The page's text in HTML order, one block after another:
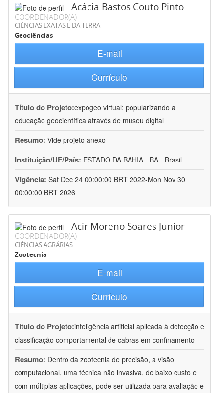
Acácia Bastos Couto Pinto
COORDENADOR(A)
CIÊNCIAS EXATAS E DA TERRA
Geociências
E-mail
Currículo
Título do Projeto:expogeo virtual: popularizando a
educação geocientífica através de museu digital
Resumo: Vide projeto anexo
Instituição/UF/País: ESTADO DA BAHIA - BA - Brasil
Vigência: Sat Dec 24 00:00:00 BRT 2022-Mon Nov 30
00:00:00 BRT 2026
Acir Moreno Soares Junior
COORDENADOR(A)
CIÊNCIAS AGRÁRIAS
Zootecnia
E-mail
Currículo
Título do Projeto:inteligência artificial aplicada à detecção e
classificação comportamental de cabras em confinamento
Resumo: Dentro da zootecnia de precisão, a visão
computacional, uma técnica não invasiva, de baixo custo e
com múltiplas aplicações, pode ser utilizada para avaliação e